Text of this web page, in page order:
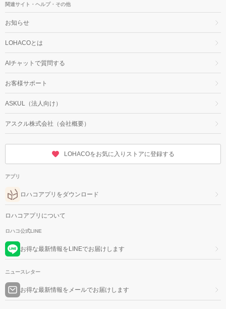
関連サイト・ヘルプ・その他
お知らせ
LOHACOとは
AIチャットで質問する
お客様サポート
ASKUL（法人向け）
アスクル株式会社（会社概要）
LOHACOをお気に入りストアに登録する
アプリ
ロハコアプリをダウンロード
ロハコアプリについて
ロハコ公式LINE
お得な最新情報をLINEでお届けします
ニュースレター
お得な最新情報をメールでお届けします